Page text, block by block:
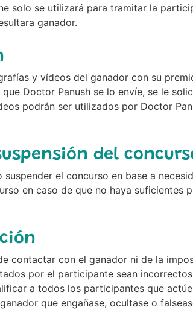
solo se utilizará para tramitar la
ganador.
y vídeos del ganador con su
Doctor Panush se lo envíe, se le
podrán ser utilizados por Doctor
del
el concurso en base a
en caso de que no haya suficientes
contactar con el ganador ni de la
por el participante sean
a todos los participantes que
que engañase, ocultase o